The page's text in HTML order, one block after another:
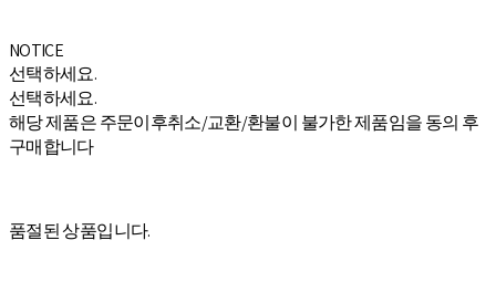
NOTICE
선택하세요.
선택하세요.
해당 제품은 주문이후취소/교환/환불이 불가한 제품임을 동의 후
구매합니다
품절된 상품입니다.